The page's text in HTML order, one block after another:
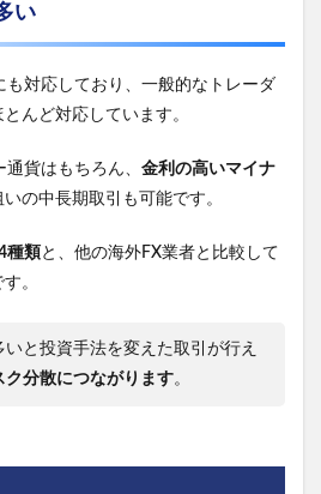
い
も対応しており、一般的なトレーダ
んど対応しています。
貨はもちろん、 金利の高いマイナ
の中長期取引も可能です。
種類 と、他の海外FX業者と比較して
。
いと投資手法を変えた取引が行え
ク分散につながります。